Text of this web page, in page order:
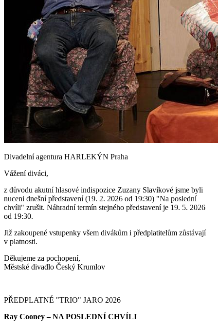
Divadelní agentura HARLEKÝN Praha
Vážení diváci,
z důvodu akutní hlasové indispozice Zuzany Slavíkové jsme byli
nuceni dnešní představení (19. 2. 2026 od 19:30) "Na poslední
chvíli" zrušit. Náhradní termín stejného představení je 19. 5. 2026
od 19:30.
Již zakoupené vstupenky všem divákům i předplatitelům zůstávají
v platnosti.
Děkujeme za pochopení,
Městské divadlo Český Krumlov
PŘEDPLATNÉ "TRIO" JARO 2026
Ray Cooney – NA POSLEDNÍ CHVÍLI